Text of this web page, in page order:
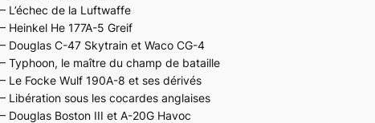
– L’échec de la Luftwaffe
– Heinkel He 177A-5 Greif
– Douglas C-47 Skytrain et Waco CG-4
– Typhoon, le maître du champ de bataille
– Le Focke Wulf 190A-8 et ses dérivés
– Libération sous les cocardes anglaises
– Douglas Boston III et A-20G Havoc